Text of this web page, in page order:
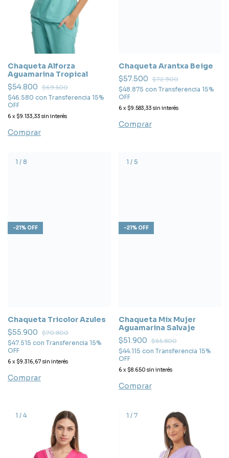
Chaqueta Alforza
Aguamarina Tropical
$54.800
$69.500
$46.580 con Transferencia 15%
OFF
6 x $9.133,33 sin interés
Comprar
Chaqueta Arantxa Beige
$57.500
$72.900
$48.875 con Transferencia 15%
OFF
6 x $9.583,33 sin interés
Comprar
1 / 8
-21% OFF
Chaqueta Tricolor Azules
$55.900
$70.800
$47.515 con Transferencia 15%
OFF
6 x $9.316,67 sin interés
Comprar
1 / 5
-21% OFF
Chaqueta Mix Mujer
Aguamarina Salvaje
$51.900
$65.800
$44.115 con Transferencia 15%
OFF
6 x $8.650 sin interés
Comprar
1 / 4 1 / 7